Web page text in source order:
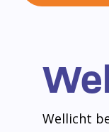
Wellicht